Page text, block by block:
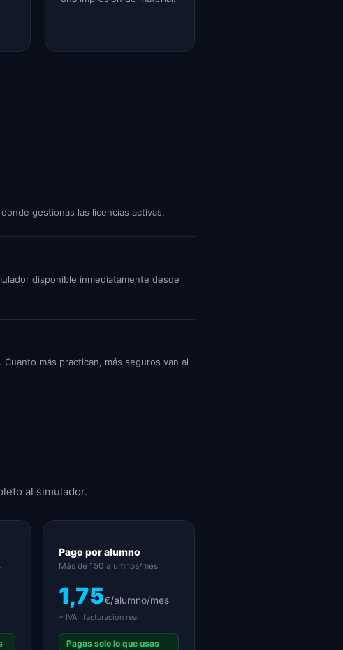
gestionas las licencias activas.
disponible inmediatamente desde
más practican, más seguros van al
al simulador.
Pago por alumno
Más de 150 alumnos/mes
1,75€/alumno/mes
+ IVA · facturación real
Pagas solo lo que usas